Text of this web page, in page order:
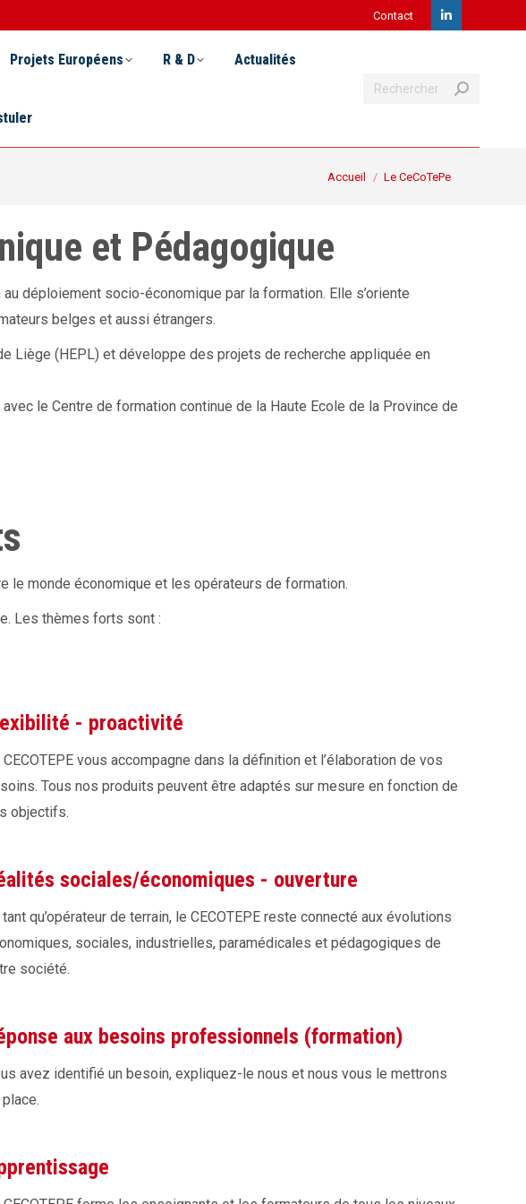
Contact
LinkedIn
opens
new
window
Projets Européens R & D Actualités
Recherche
Vous êtes ici :
Accueil Le CeCoTePe
et Pédagogique
déploiement socio-économique par la formation. Elle s’oriente
belges et aussi étrangers.
Liège (HEPL) et développe des projets de recherche appliquée en
le Centre de formation continue de la Haute Ecole de la Province de
le monde économique et les opérateurs de formation.
Les thèmes forts sont :
- proactivité
CECOTEPE vous accompagne dans la définition et l’élaboration de vos
Tous nos produits peuvent être adaptés sur mesure en fonction de
objectifs.
sociales/économiques - ouverture
tant qu’opérateur de terrain, le CECOTEPE reste connecté aux évolutions
sociales, industrielles, paramédicales et pédagogiques de
société.
aux besoins professionnels (formation)
avez identifié un besoin, expliquez-le nous et nous vous le mettrons
Européens R & D Actualités Postuler